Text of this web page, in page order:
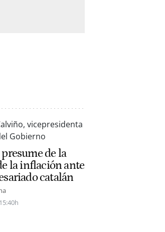
de la
la inflación ante
catalán
15:40h